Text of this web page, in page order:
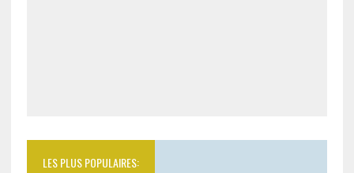
LES PLUS POPULAIRES: